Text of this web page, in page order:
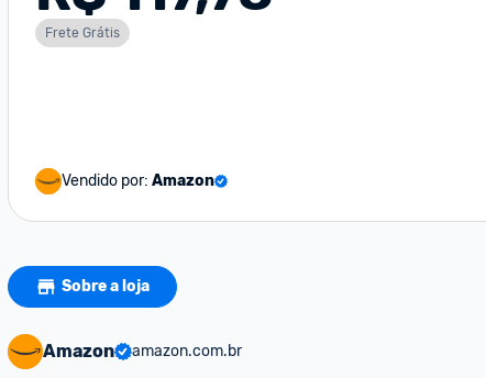
Frete Grátis
Vendido por: Amazon
Sobre a loja
Amazon amazon.com.br